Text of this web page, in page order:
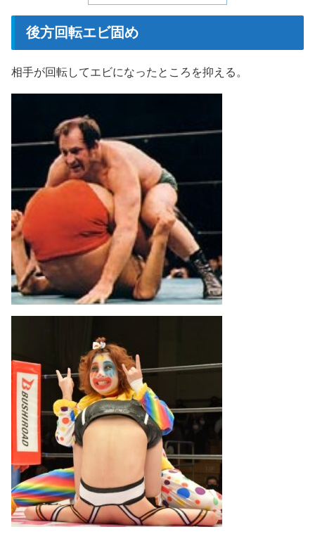
後方回転エビ固め
相手が回転してエビになったところを抑える。